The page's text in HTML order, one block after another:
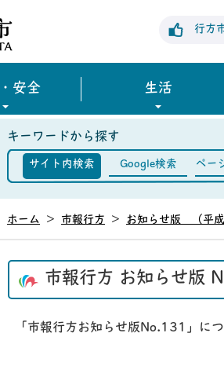
行方
安全 生活
キーワードから探す
サイト内検索 Google検索 ペー
ホーム > 市報行方 > お知らせ版 （平
市報行方 お知らせ版
「市報行方お知らせ版No.131」に